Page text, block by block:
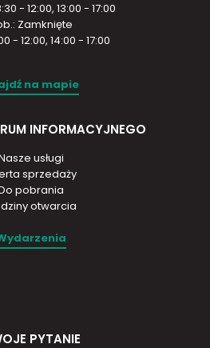
- 12:00, 13:00 - 17:00
Zamknięte
- 12:00, 14:00 - 17:00
na mapie
INFORMACYJNEGO
usługi
sprzedaży
pobrania
otwarcia
PYTANIE